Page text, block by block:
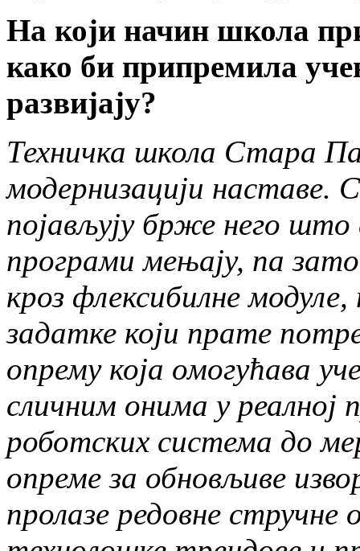
На који начин школа
како би припремила
развијају?
Техничка школа Стара
модернизацији наставе.
појављују брже него
програми мењају, па
кроз флексибилне
задатке који прате
опрему која омогућава
сличним онима у
роботских система до
опреме за обновљиве
пролазе редовне стручне